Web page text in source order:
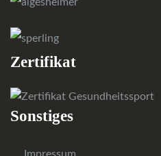
Zertifikat
Sonstiges